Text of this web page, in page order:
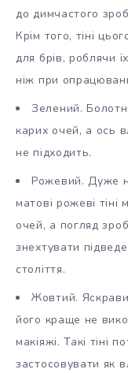
до димчастого
Крім того, тіні
для брів, роблячи
ніж при
Зелений.
карих очей, а ось
не підходить.
Рожевий. Дуже
матові рожеві
очей, а погляд
знехтувати
століття.
Жовтий.
його краще не
макіяжі. Такі тіні
застосовувати як